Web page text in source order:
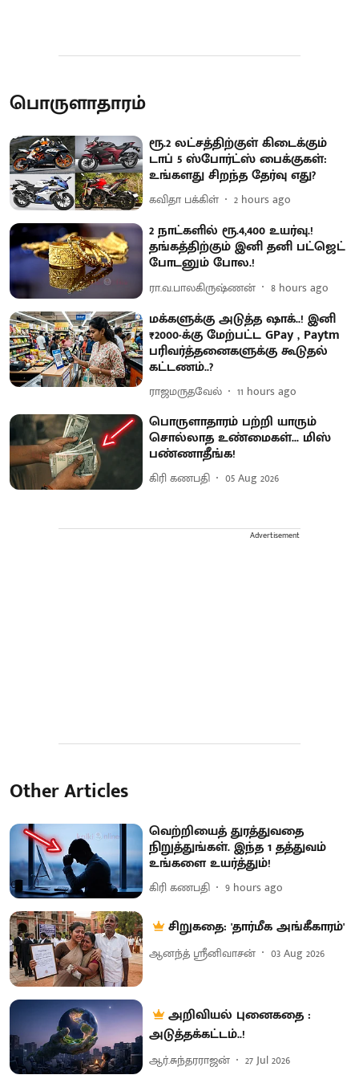
பொருளாதாரம்
ரூ.2 லட்சத்திற்குள் கிடைக்கும்
டாப் 5 ஸ்போர்ட்ஸ் பைக்குகள்:
உங்களது சிறந்த தேர்வு எது?
கவிதா பக்கிள் 2 hours ago
2 நாட்களில் ரூ.4,400 உயர்வு.!
தங்கத்திற்கும் இனி தனி பட்ஜெட்
போடனும் போல.!
ரா.வ.பாலகிருஷ்ணன் 8 hours ago
மக்களுக்கு அடுத்த ஷாக்..! இனி
₹2000-க்கு மேற்பட்ட GPay , Paytm
பரிவர்த்தனைகளுக்கு கூடுதல்
கட்டணம்..?
ராஜமருதவேல் 11 hours ago
பொருளாதாரம் பற்றி யாரும்
சொல்லாத உண்மைகள்... மிஸ்
பண்ணாதீங்க!
கிரி கணபதி 05 Aug 2026
Advertisement
Other Articles
வெற்றியைத் துரத்துவதை
நிறுத்துங்கள். இந்த 1 தத்துவம்
உங்களை உயர்த்தும்!
கிரி கணபதி 9 hours ago
சிறுகதை: 'தார்மீக அங்கீகாரம்'
ஆனந்த் ஸ்ரீனிவாசன் 03 Aug 2026
அறிவியல் புனைகதை :
அடுத்தக்கட்டம்..!
ஆர்.சுந்தரராஜன் 27 Jul 2026